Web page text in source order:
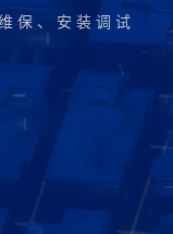
保、安装调试